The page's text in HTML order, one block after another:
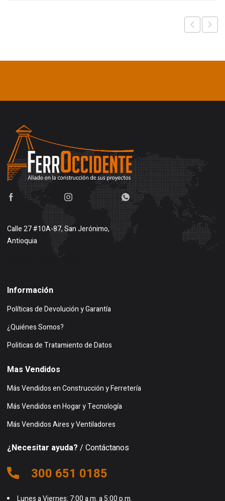
Calle 27 #10A-87, San Jerónimo,
Antioquia
Información
Políticas de Devolución y Garantía
¿Quiénes Somos?
Politicas de Tratamiento de Datos
Mas Vendidos
Más Vendidos en Construcción y Ferretería
Más Vendidos en Hogar y Tecnología
Más Vendidos Aires y Ventiladores
¿Necesitar ayuda? / Contáctanos
300 651 0185
Lunes a Viernes: 7:00 a.m. a 5:00 p.m.